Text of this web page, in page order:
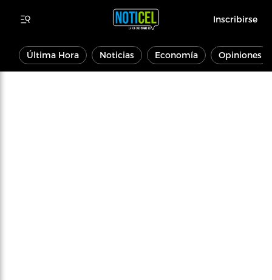
Inscribirse
Última Hora Noticias Economía Opiniones